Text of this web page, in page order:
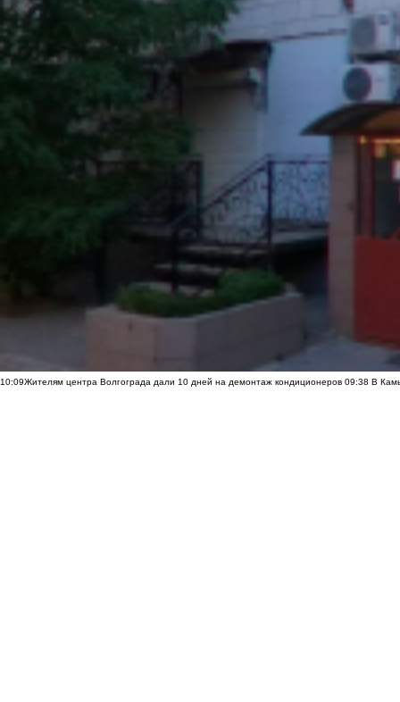
10:09Жителям центра Волгограда дали 10 дней на демонтаж кондиционеров 09:38 В